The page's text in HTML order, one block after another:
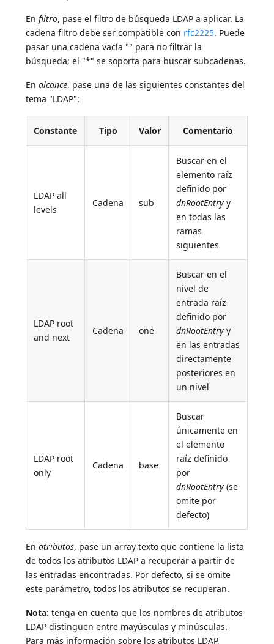
Enfiltro, pase el filtro de búsqueda LDAP a aplicar. La
cadena filtro debe ser compatible con rfc2225. Puede
pasar una cadena vacía "" para no filtrar la
búsqueda; el "*" se soporta para buscar subcadenas.
Enalcance, pase una de las siguientes constantes del
tema "LDAP":
Constante Tipo Valor Comentario
LDAP all
levels
Cadena sub
Buscar en el
elemento raíz
definido por
dnRootEntry y
en todas las
ramas
siguientes
LDAP root
and next
Cadena one
Buscar en el
nivel de
entrada raíz
definido por
dnRootEntry y
en las entradas
directamente
posteriores en
un nivel
LDAP root
only
Cadena base
Buscar
únicamente en
el elemento
raíz definido
por
dnRootEntry (se
omite por
defecto)
Enatributos, pase un array texto que contiene la lista
de todos los atributos LDAP a recuperar a partir de
las entradas encontradas. Por defecto, si se omite
este parámetro, todos los atributos se recuperan.
Nota: tenga en cuenta que los nombres de atributos
LDAP distinguen entre mayúsculas y minúsculas.
Para más información sobre los atributos LDAP,